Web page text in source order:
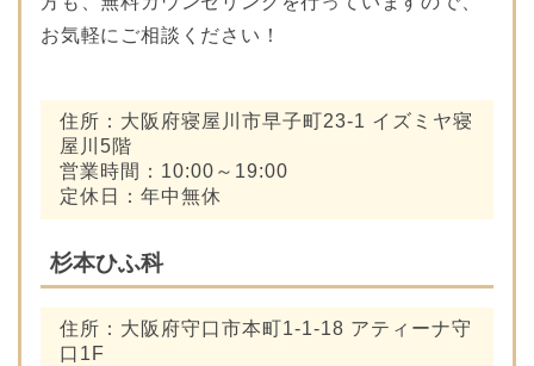
お気軽にご相談ください！
住所：大阪府寝屋川市早子町23-1 イズミヤ寝
屋川5階
営業時間：10:00～19:00
定休日：年中無休
杉本ひふ科
住所：大阪府守口市本町1-1-18 アティーナ守
口1F